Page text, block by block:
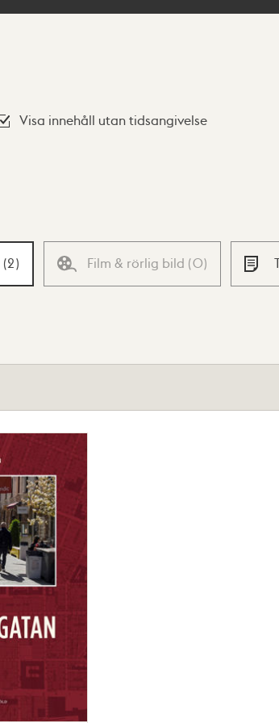
Visa innehåll utan tidsangivelse
(2) Film & rörlig bild (0)